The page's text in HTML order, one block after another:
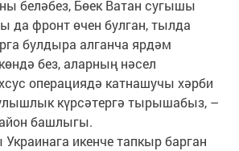
беләбез, Бөек Ватан сугышы
да фронт өчен булган, тылда
булдыра алганча ярдәм
без, аларның нәсел
операциядә катнашучы хәрби
күрсәтергә тырышабыз, –
башлыгы.
икенче тапкыр барган